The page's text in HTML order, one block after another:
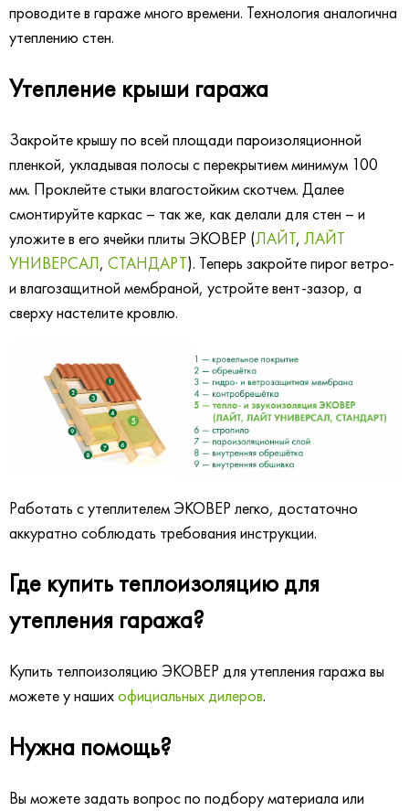
проводите в гараже много времени. Технология аналогична
утеплению стен.
Утепление крыши гаража
Закройте крышу по всей площади пароизоляционной
пленкой, укладывая полосы с перекрытием минимум 100
мм. Проклейте стыки влагостойким скотчем. Далее
смонтируйте каркас – так же, как делали для стен – и
уложите в его ячейки плиты ЭКОВЕР (ЛАЙТ, ЛАЙТ
УНИВЕРСАЛ, СТАНДАРТ). Теперь закройте пирог ветро-
и влагозащитной мембраной, устройте вент-зазор, а
сверху настелите кровлю.
Работать с утеплителем ЭКОВЕР легко, достаточно
аккуратно соблюдать требования инструкции.
Где купить теплоизоляцию для
утепления гаража?
Купить телпоизоляцию ЭКОВЕР для утепления гаража вы
можете у нашихофициальных дилеров.
Нужна помощь?
Вы можете задать вопрос по подбору материала или